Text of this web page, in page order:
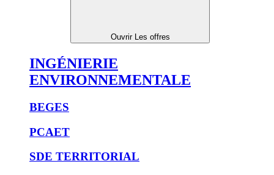
Ouvrir Les offres
INGÉNIERIE
ENVIRONNEMENTALE
BEGES
PCAET
SDE TERRITORIAL